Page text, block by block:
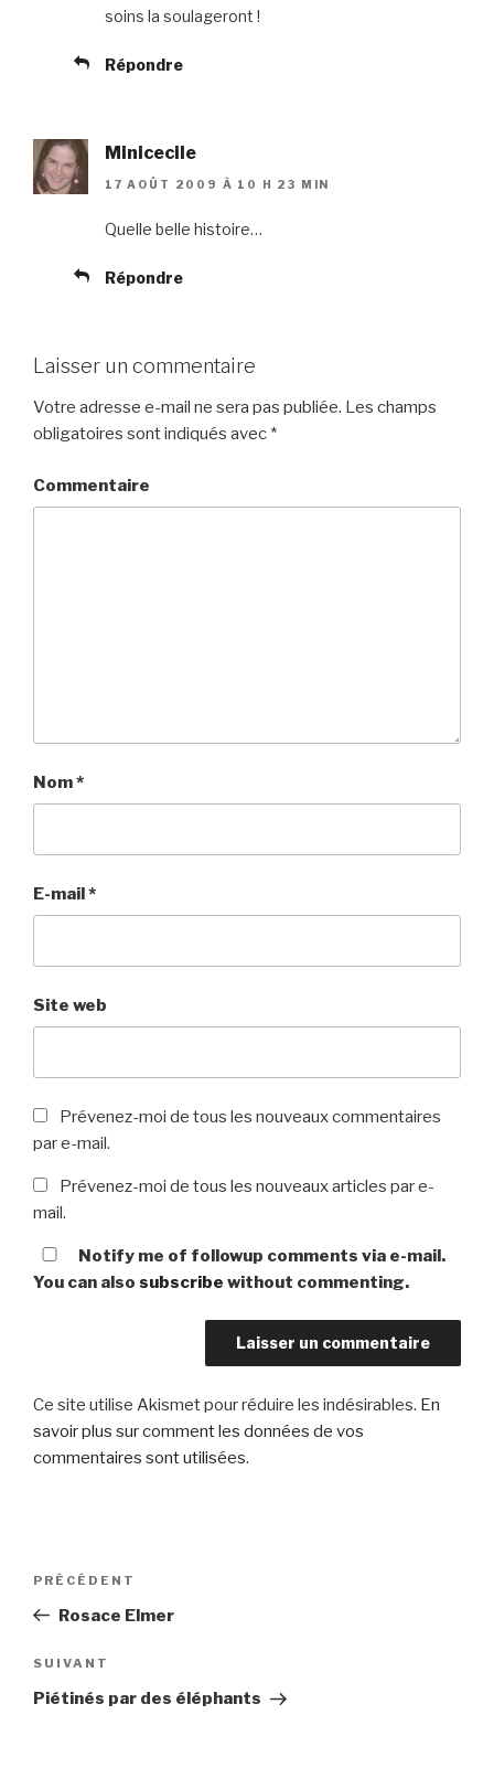
soins la soulageront !
Répondre
Minicecile
17 AOÛT 2009 À 10 H 23 MIN
Quelle belle histoire…
Répondre
Laisser un commentaire
Votre adresse e-mail ne sera pas publiée. Les champs
obligatoires sont indiqués avec *
Commentaire
Nom*
E-mail*
Site web
Prévenez-moi de tous les nouveaux commentaires
par e-mail.
Prévenez-moi de tous les nouveaux articles par e-
mail.
Notify me of followup comments via e-mail.
You can also subscribe without commenting.
Ce site utilise Akismet pour réduire les indésirables. En
savoir plus sur comment les données de vos
commentaires sont utilisées.
Navigation
l’article
Article
précédent
PRÉCÉDENT
Rosace Elmer
Article
suivant
SUIVANT
Piétinés par des éléphants